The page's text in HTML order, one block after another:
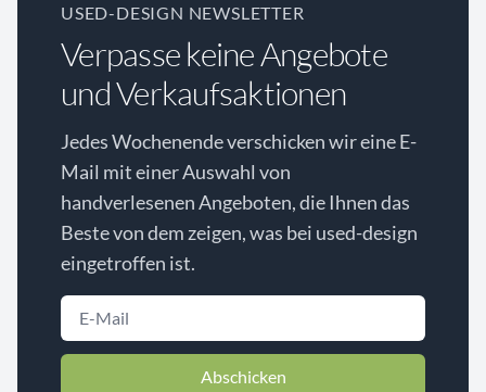
USED-DESIGN NEWSLETTER
Verpasse keine Angebote
und Verkaufsaktionen
Jedes Wochenende verschicken wir eine E-
Mail mit einer Auswahl von
handverlesenen Angeboten, die Ihnen das
Beste von dem zeigen, was bei used-design
eingetroffen ist.
Abschicken